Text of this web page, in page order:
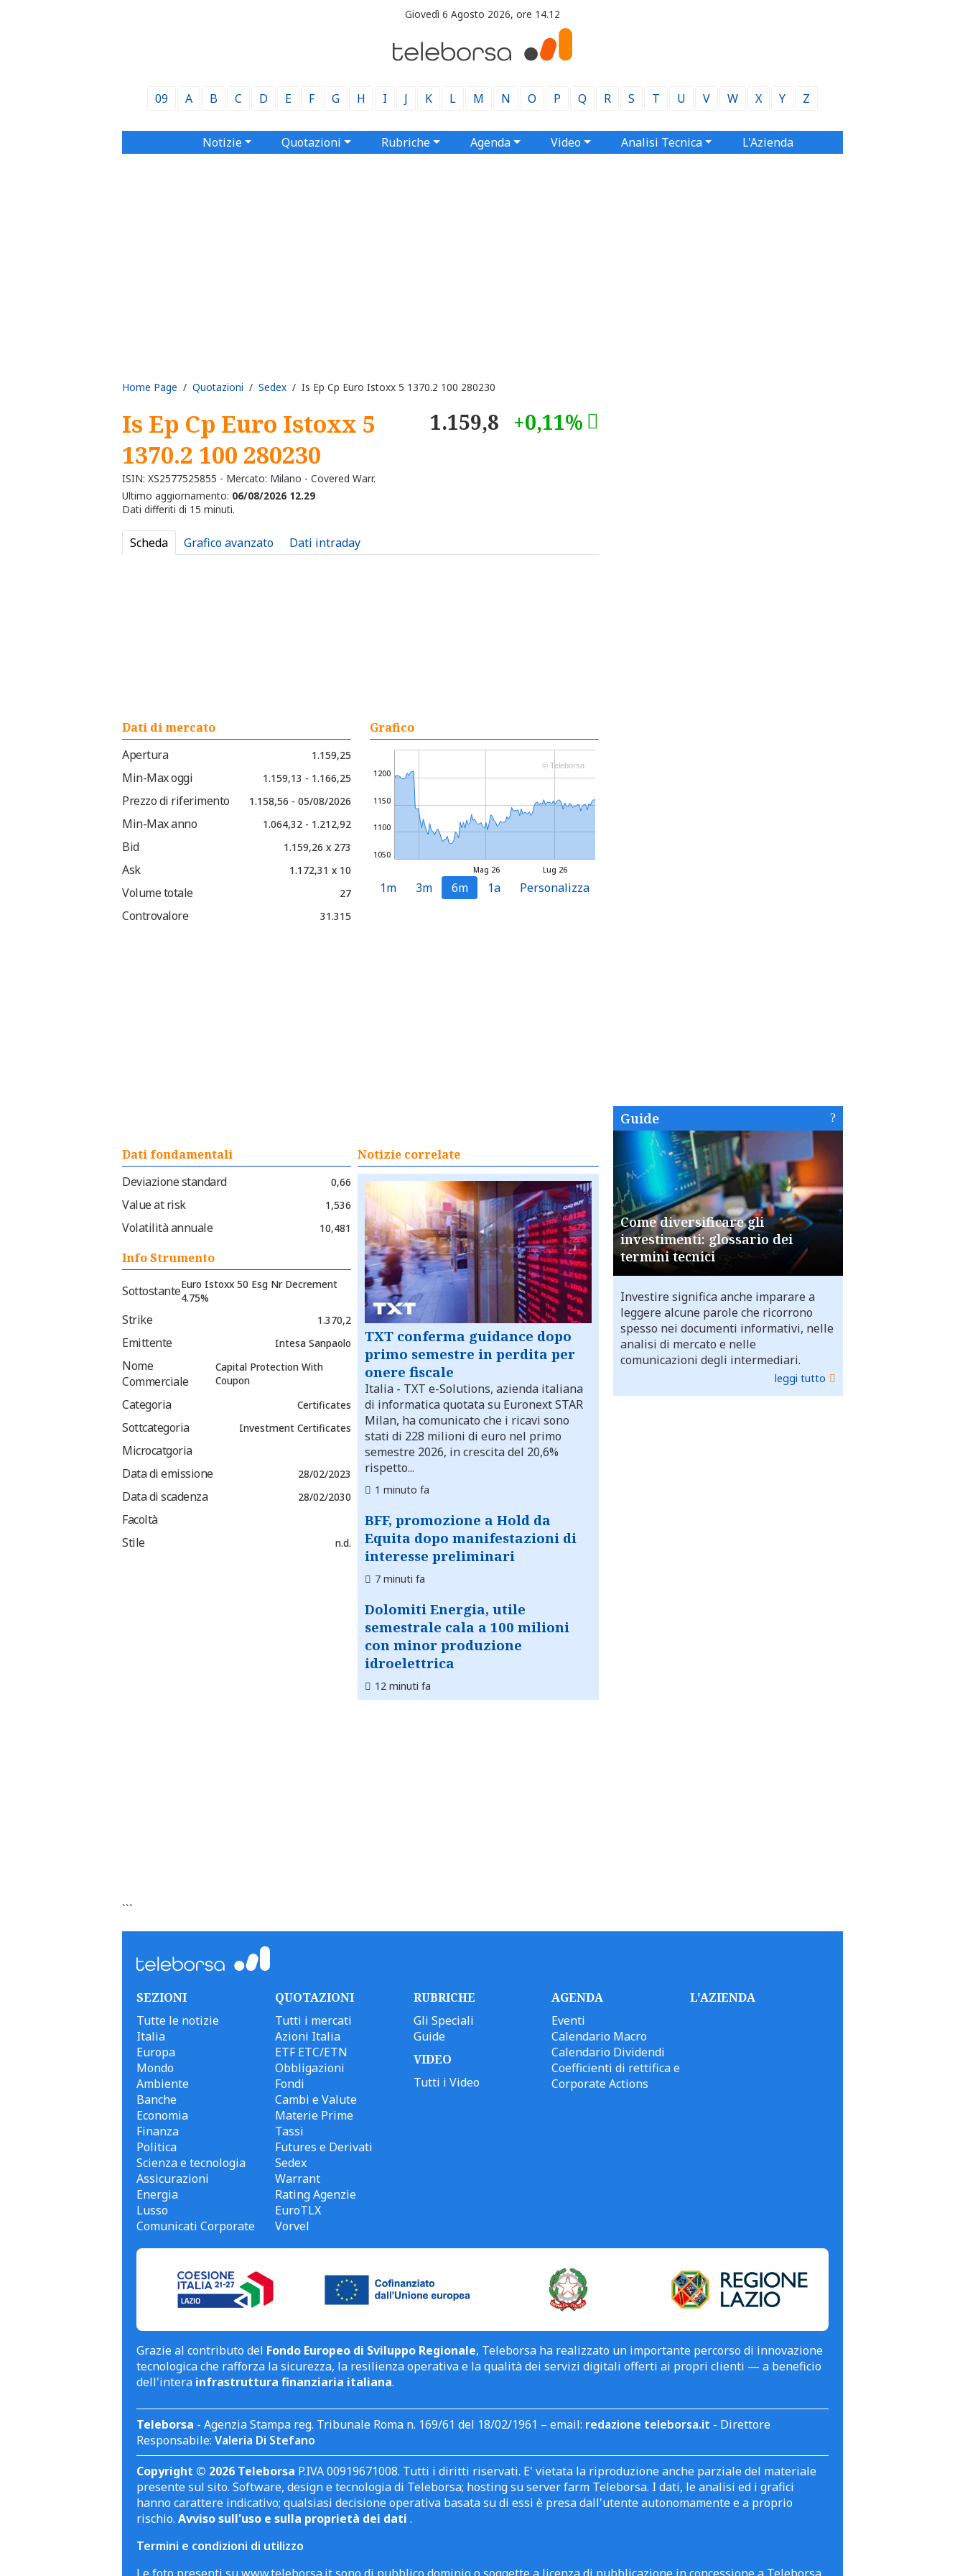
Giovedì 6 Agosto 2026, ore 14.12
09 A B C D E F G H I J K L M N O P Q R S T U V W X Y Z
Notizie Quotazioni Rubriche Agenda Video Analisi Tecnica L'Azienda
Home Page / Quotazioni / Sedex / Is Ep Cp Euro Istoxx 5 1370.2 100 280230
Is Ep Cp Euro Istoxx 5
1370.2 100 280230
ISIN: XS2577525855 - Mercato: Milano - Covered Warr.
1.159,8 +0,11%
Ultimo aggiornamento: 06/08/2026 12.29
Dati differiti di 15 minuti.
Scheda Grafico avanzato Dati intraday
Dati di mercato
Apertura
1.159,25
Min-Max oggi 1.159,13 - 1.166,25
Prezzo di riferimento 1.158,56 - 05/08/2026
Min-Max anno 1.064,32 - 1.212,92
Bid 1.159,26 x 273
Ask 1.172,31 x 10
Volume totale 27
Controvalore 31.315
Grafico
Lug 26
Mag 26
1050
1100
1150
1200
© Teleborsa
1m 3m 6m 1a Personalizza
Dati fondamentali
Deviazione standard
0,66
Value at risk 1,536
Volatilità annuale 10,481
Info Strumento
SottostanteEuro Istoxx 50 Esg Nr Decrement
4.75%
Strike 1.370,2
Emittente Intesa Sanpaolo
Nome
Commerciale
Capital Protection With
Coupon
Categoria Certificates
Sottcategoria Investment Certificates
Microcatgoria
Data di emissione
28/02/2023
Data di scadenza 28/02/2030
Facoltà
Stile
n.d.
Notizie correlate
TXT conferma guidance dopo
primo semestre in perdita per
onere fiscale
Italia - TXT e-Solutions, azienda italiana
di informatica quotata su Euronext STAR
Milan, ha comunicato che i ricavi sono
stati di 228 milioni di euro nel primo
semestre 2026, in crescita del 20,6%
rispetto...
1 minuto fa
BFF, promozione a Hold da
Equita dopo manifestazioni di
interesse preliminari
7 minuti fa
Dolomiti Energia, utile
semestrale cala a 100 milioni
con minor produzione
idroelettrica
12 minuti fa
```
Guide
Come diversificare gli
investimenti: glossario dei
termini tecnici
Investire significa anche imparare a
leggere alcune parole che ricorrono
spesso nei documenti informativi, nelle
analisi di mercato e nelle
comunicazioni degli intermediari.
leggi tutto
SEZIONI
Tutte le notizie
Italia
Europa
Mondo
Ambiente
Banche
Economia
Finanza
Politica
Scienza e tecnologia
Assicurazioni
Energia
Lusso
Comunicati Corporate
QUOTAZIONI
Tutti i mercati
Azioni Italia
ETF ETC/ETN
Obbligazioni
Fondi
Cambi e Valute
Materie Prime
Tassi
Futures e Derivati
Sedex
Warrant
Rating Agenzie
EuroTLX
Vorvel
RUBRICHE
Gli Speciali
Guide
VIDEO
Tutti i Video
AGENDA
Eventi
Calendario Macro
Calendario Dividendi
Coefficienti di rettifica e
Corporate Actions
L'AZIENDA
Grazie al contributo del Fondo Europeo di Sviluppo Regionale, Teleborsa ha realizzato un importante percorso di innovazione
tecnologica che rafforza la sicurezza, la resilienza operativa e la qualità dei servizi digitali offerti ai propri clienti — a beneficio
dell'intera infrastruttura finanziaria italiana.
Teleborsa - Agenzia Stampa reg. Tribunale Roma n. 169/61 del 18/02/1961 – email: redazione teleborsa.it - Direttore
Responsabile: Valeria Di Stefano
Copyright © 2026 Teleborsa P.IVA 00919671008. Tutti i diritti riservati. E' vietata la riproduzione anche parziale del materiale
presente sul sito. Software, design e tecnologia di Teleborsa; hosting su server farm Teleborsa. I dati, le analisi ed i grafici
hanno carattere indicativo; qualsiasi decisione operativa basata su di essi è presa dall'utente autonomamente e a proprio
rischio. Avviso sull'uso e sulla proprietà dei dati .
Termini e condizioni di utilizzo